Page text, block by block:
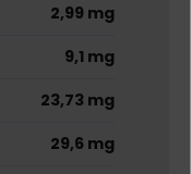
2,99 mg
9,1 mg
23,73 mg
29,6 mg